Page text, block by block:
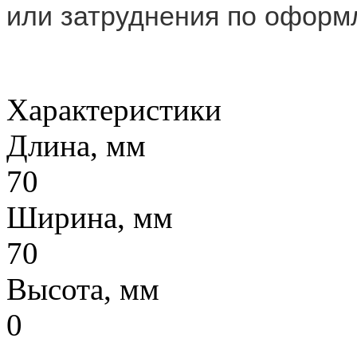
или затруднения по
Характеристики
Длина, мм
70
Ширина, мм
70
Высота, мм
0